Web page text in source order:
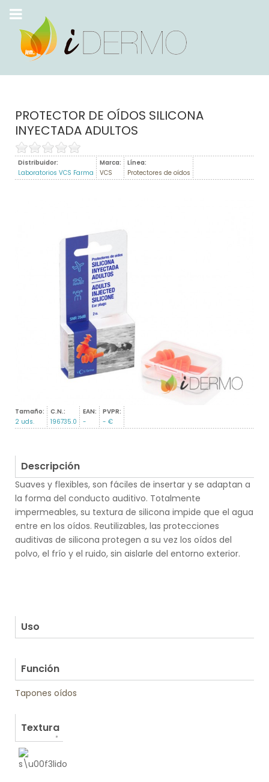
PROTECTOR DE OÍDOS SILICONA
INYECTADA ADULTOS
Distribuidor:
Laboratorios VCS Farma
Marca:
VCS
Línea:
Protectores de oídos
Tamaño:
2 uds.
C.N.:
196735.0
EAN:
-
PVPR:
- €
Descripción
Suaves y flexibles, son fáciles de insertar y se adaptan a
la forma del conducto auditivo. Totalmente
impermeables, su textura de silicona impide que el agua
entre en los oídos. Reutilizables, las protecciones
auditivas de silicona protegen a su vez los oídos del
polvo, el frío y el ruido, sin aislarle del entorno exterior.
Uso
Función
Tapones oídos
Textura